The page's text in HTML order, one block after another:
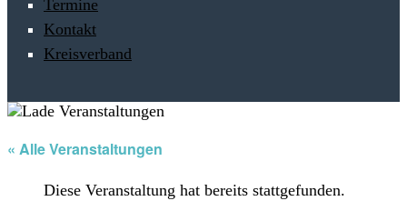
Termine
Kontakt
Kreisverband
« Alle Veranstaltungen
Diese Veranstaltung hat bereits stattgefunden.